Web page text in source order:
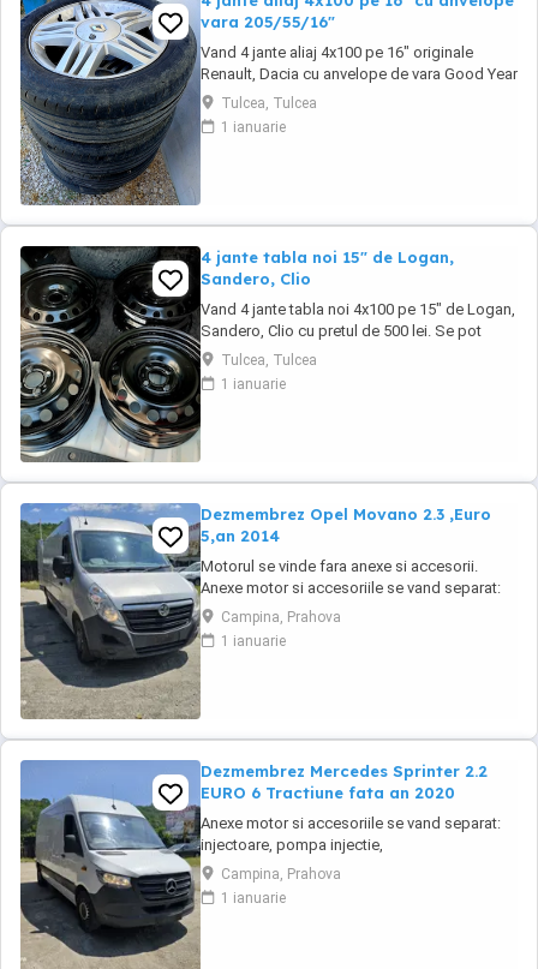
vara 205/55/16"
Vand 4 jante aliaj 4x100 pe 16" originale
Renault, Dacia cu anvelope de vara Good Year
205/55/16" cu pretul de 1000 lei. Se pot
achizitiona doar din Tulcea, NU se pot trimite
prin curier.
Tulcea, Tulcea
1 ianuarie
4 jante tabla noi 15" de Logan,
Sandero, Clio
Vand 4 jante tabla noi 4x100 pe 15" de Logan,
Sandero, Clio cu pretul de 500 lei. Se pot
achizitiona doar din Tulcea, NU se trimit prin
curier.
Tulcea, Tulcea
1 ianuarie
Dezmembrez Opel Movano 2.3 ,Euro
5,an 2014
Motorul se vinde fara anexe si accesorii.
Anexe motor si accesoriile se vand separat:
injectoare, pompa injectie,
inalte,benzina,alternator, electromotor,
turbina, compresor clima, cutie de viteze,
Campina, Prahova
1 ianuarie
Dezmembrez Mercedes Sprinter 2.2
EURO 6 Tractiune fata an 2020
Anexe motor si accesoriile se vand separat:
injectoare, pompa injectie,
inalte,benzina,alternator, electromotor,
turbina, compresor clima, cutie de viteze,
planetare, amortizoare, componente
Campina, Prahova
1 ianuarie